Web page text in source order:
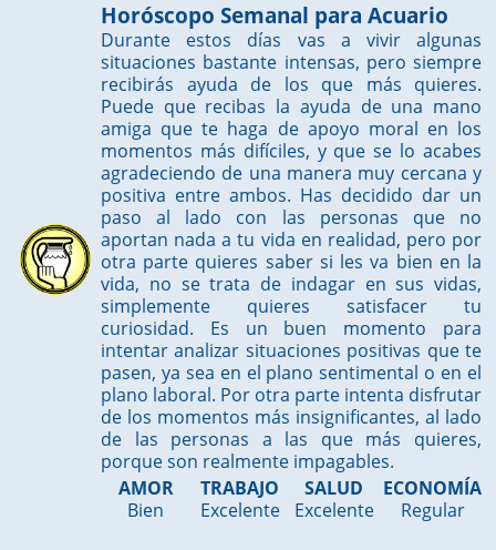
Horóscopo Semanal para Acuario
Durante estos días vas a vivir algunas
situaciones bastante intensas, pero siempre
recibirás ayuda de los que más quieres.
Puede que recibas la ayuda de una mano
amiga que te haga de apoyo moral en los
momentos más difíciles, y que se lo acabes
agradeciendo de una manera muy cercana y
positiva entre ambos. Has decidido dar un
paso al lado con las personas que no
aportan nada a tu vida en realidad, pero por
otra parte quieres saber si les va bien en la
vida, no se trata de indagar en sus vidas,
simplemente quieres satisfacer tu
curiosidad. Es un buen momento para
intentar analizar situaciones positivas que te
pasen, ya sea en el plano sentimental o en el
plano laboral. Por otra parte intenta disfrutar
de los momentos más insignificantes, al lado
de las personas a las que más quieres,
porque son realmente impagables.
AMOR
Bien
TRABAJO
Excelente
SALUD
Excelente
ECONOMÍA
Regular